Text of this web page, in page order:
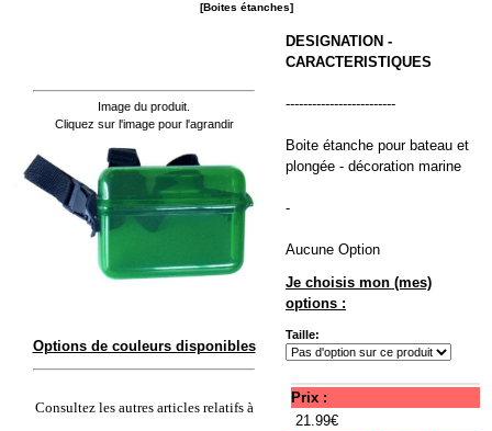
[Boites étanches]
Image du produit.
Cliquez sur l'image pour l'agrandir
Options de couleurs disponibles
Consultez les autres articles relatifs à
DESIGNATION -
CARACTERISTIQUES
-------------------------
Boite étanche pour bateau et
plongée - décoration marine
-
Aucune Option
Je choisis mon (mes)
options :
Taille:
Prix :
21.99€